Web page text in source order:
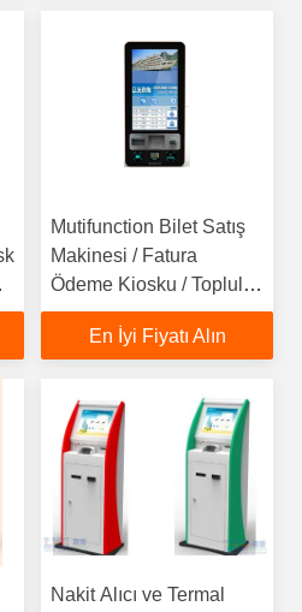
Mutifunction Bilet Satış
Makinesi / Fatura
Ödeme Kiosku / Topluluk
İçin Self Servis Kiosk,
Zaman Kazanın,
En İyi Fiyatı Alın
Nakit Alıcı ve Termal